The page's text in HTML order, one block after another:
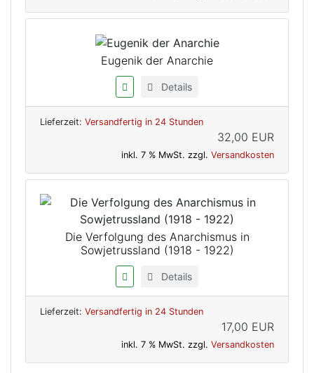
Eugenik der Anarchie
Details
Lieferzeit: Versandfertig in 24 Stunden
32,00 EUR
inkl. 7 % MwSt. zzgl. Versandkosten
Die Verfolgung des Anarchismus in
Sowjetrussland (1918 - 1922)
Details
Lieferzeit: Versandfertig in 24 Stunden
17,00 EUR
inkl. 7 % MwSt. zzgl. Versandkosten